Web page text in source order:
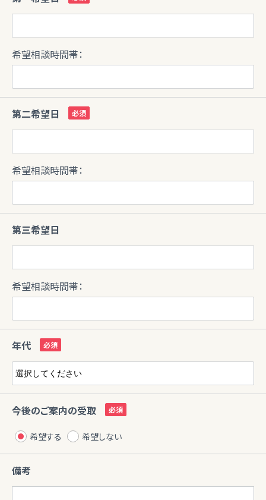
希望相談時間帯：
第二希望日
希望相談時間帯：
第三希望日
希望相談時間帯：
年代
今後のご案内の受取
希望する 希望しない
備考